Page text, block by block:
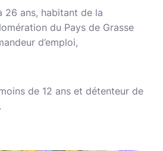
26 ans, habitant de la
du Pays de Grasse
d’emploi,
de 12 ans et détenteur de